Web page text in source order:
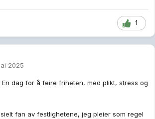
1
2025
En dag for å feire friheten, med plikt, stress og
fan av festlighetene, jeg pleier som regel